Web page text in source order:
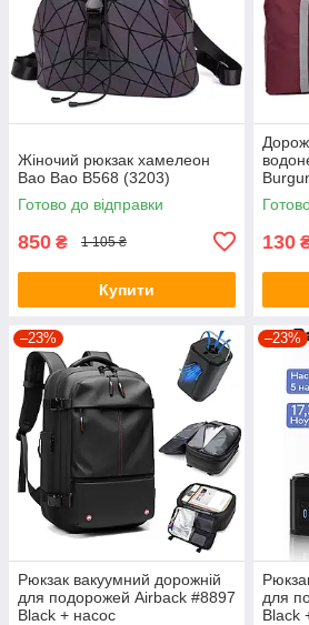
Жіночий рюкзак хамелеон
Bao Bao B568 (3203)
Готово до відправки
850 ₴ 1 105 ₴
Купити
130
–23%
Рюкзак вакуумний дорожній
для подорожей Airback #8897
Black + насос
–23%
для
Black